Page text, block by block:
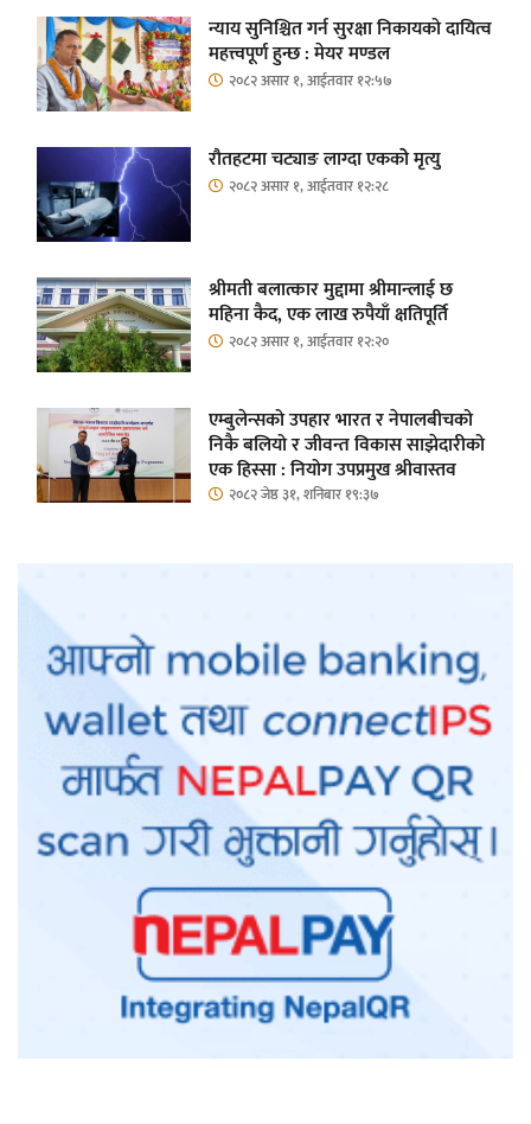
न्याय सुनिश्चित गर्न सुरक्षा निकायको दायित्व
महत्त्वपूर्ण हुन्छ : मेयर मण्डल
२०८२ असार १, आईतवार १२:५७
रौतहटमा चट्याङ लाग्दा एककोे मृत्यु
२०८२ असार १, आईतवार १२:२८
श्रीमती बलात्कार मुद्दामा श्रीमान्लाई छ
महिना कैद, एक लाख रुपैयाँ क्षतिपूर्ति
२०८२ असार १, आईतवार १२:२०
एम्बुलेन्सको उपहार भारत र नेपालबीचको
निकै बलियो र जीवन्त विकास साझेदारीको
एक हिस्सा : नियोग उपप्रमुख श्रीवास्तव
२०८२ जेष्ठ ३१, शनिबार १९:३७